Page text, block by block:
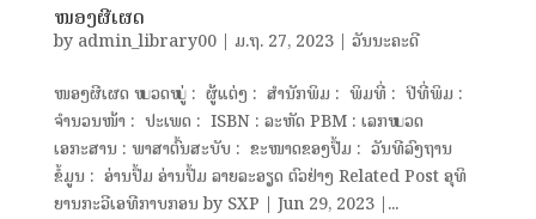
ໜອງຜີເຜດ
by admin_library00| ມ.ຖ. 27, 2023| ວັນນະຄະດີ
ໜອງຜີເຜດ ໝວດໝູ່ : ຜູ້ແຕ່ງ : ສຳນັກພິມ : ພິມທີ່ : ປີທີ່ພິມ :
ຈຳນວນໜ້າ : ປະເພດ : ISBN : ລະຫັດ PBM : ເລກໝວດ
ເອກະສານ : ພາສາຕົ້ນສະບັບ : ຂະໜາດຂອງປື້ມ : ວັນທີລົງຖານ
ຂໍ້ມູນ : ອ່ານປຶ້ມ ອ່ານປຶ້ມ ລາຍລະອຽດ ຕົວຢ່າງ Related Post ອຸທິ
ຍານກະວີເອທີກາບກອນ by SXP | Jun 29, 2023 |...